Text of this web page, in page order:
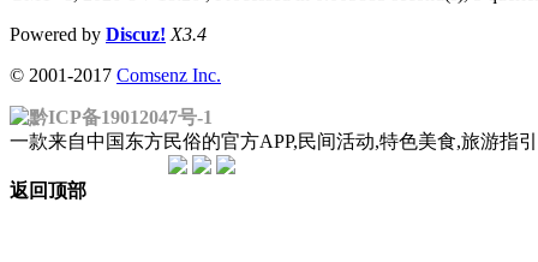
Powered by Discuz! X3.4
© 2001-2017 Comsenz Inc.
黔ICP备19012047号-1
一款来自中国东方民俗的官方APP,民间活动,特色美食,旅游
返回顶部